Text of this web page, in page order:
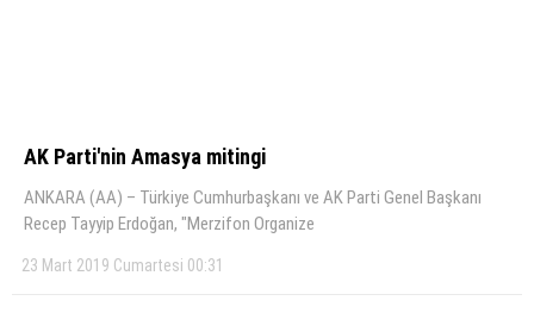
AK Parti'nin Amasya mitingi
ANKARA (AA) – Türkiye Cumhurbaşkanı ve AK Parti Genel Başkanı
Recep Tayyip Erdoğan, "Merzifon Organize
23 Mart 2019 Cumartesi 00:31